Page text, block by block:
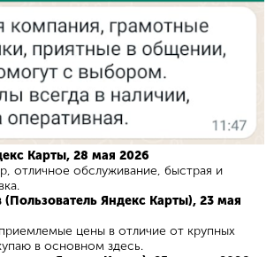
Карты, 28 мая 2026
отличное обслуживание, быстрая и
(Пользователь Яндекс Карты), 23 мая
цены в отличие от крупных
в основном здесь.